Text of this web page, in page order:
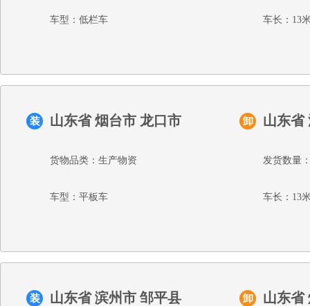
车型：低栏车 车长：13
装 山东省 烟台市 龙口市
货物品类：生产物资
车型：平板车
卸 山东省
发货数量
车长：13
装 山东省 滨州市 邹平县 卸 山东省